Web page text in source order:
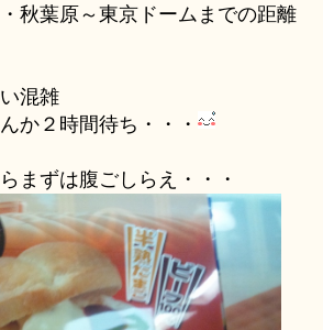
秋葉原～東京ドームまでの距離
混雑
か２時間待ち・・・
まずは腹ごしらえ・・・